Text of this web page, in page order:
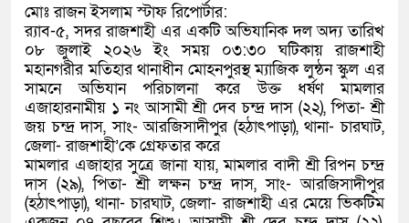
মোঃ রাজন ইসলাম স্টাফ রিপোর্টার:
র‍্যাব-৫, সদর রাজশাহী এর একটি অভিযানিক দল অদ্য তারিখ
০৮ জুলাই ২০২৬ ইং সময় ০৩:৩০ ঘটিকায় রাজশাহী
মহানগরীর মতিহার থানাধীন মোহনপুরস্থ ম্যাজিক লুন্ঠন স্কুল এর
সামনে অভিযান পরিচালনা করে উক্ত ধর্ষণ মামলার
এজাহারনামীয় ১ নং আসামী শ্রী দেব চন্দ্র দাস (২২), পিতা- শ্রী
জয় চন্দ্র দাস, সাং- আরজিসাদীপুর (হঠাৎপাড়া), থানা- চারঘাট,
জেলা- রাজশাহী’কে গ্রেফতার করে
মামলার এজাহার সুত্রে জানা যায়, মামলার বাদী শ্রী রিপন চন্দ্র
দাস (২৯), পিতা- শ্রী লক্ষন চন্দ্র দাস, সাং- আরজিসাদীপুর
(হঠাৎপাড়া), থানা- চারঘাট, জেলা- রাজশাহী এর মেয়ে ভিকটিম